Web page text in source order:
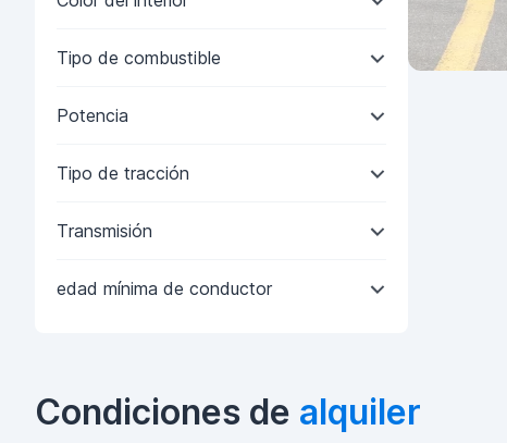
Tipo de combustible
Potencia
Tipo de tracción
Transmisión
edad mínima de conductor
Condiciones de alquiler